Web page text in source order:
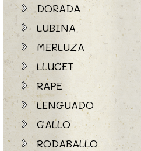
DORADA
LUBINA
MERLUZA
LLUCET
RAPE
LENGUADO
GALLO
RODABALLO